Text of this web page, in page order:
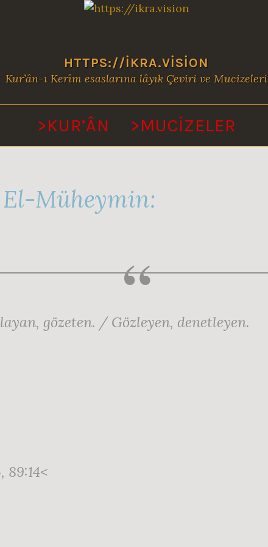
HTTPS://IKRA.VISION
Kur’ân-ı Kerîm esaslarına lâyık Çeviri ve Mucizeleri
>KUR’ÂN >MUCİZELER
Müheymin:
gözeten. / Gözleyen, denetleyen.
89:14<